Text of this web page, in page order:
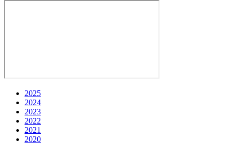
2025
2024
2023
2022
2021
2020